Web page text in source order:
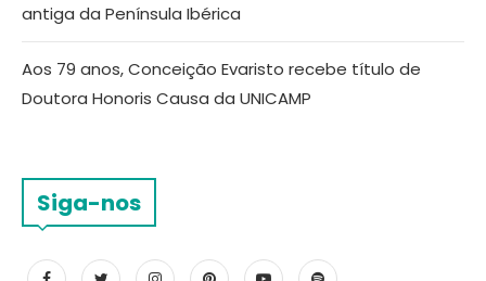
antiga da Península Ibérica
Aos 79 anos, Conceição Evaristo recebe título de
Doutora Honoris Causa da UNICAMP
Siga-nos